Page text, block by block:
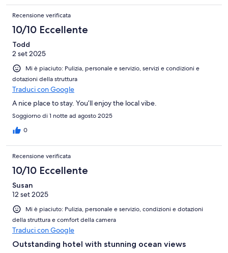
Recensione verificata
10/10 Eccellente
Todd
2 set 2025
Mi è piaciuto: Pulizia, personale e servizio, servizi e condizioni e
dotazioni della struttura
Traduci con Google
A nice place to stay. You’ll enjoy the local vibe.
Soggiorno di 1 notte ad agosto 2025
0
Recensione verificata
10/10 Eccellente
Susan
12 set 2025
Mi è piaciuto: Pulizia, personale e servizio, condizioni e dotazioni
della struttura e comfort della camera
Traduci con Google
Outstanding hotel with stunning ocean views